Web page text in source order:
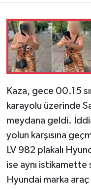
Kaza, gece 00.15
karayolu üzerinde
meydana geldi.
yolun karşısına
LV 982 plakalı
ise aynı istikamette
Hyundai marka araç
Spor
SürManşet
Teknoloji